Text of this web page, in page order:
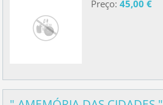
Preço: 45,00 €